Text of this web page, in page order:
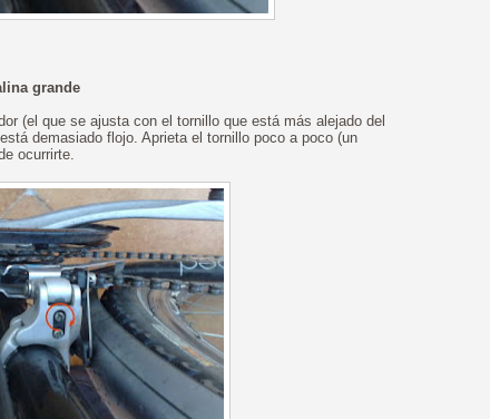
grande
(el que se ajusta con el tornillo que está más alejado del
demasiado flojo. Aprieta el tornillo poco a poco (un
ocurrirte.